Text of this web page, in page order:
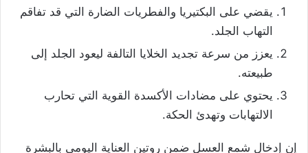
يقضي على البكتيريا والفطريات الضارة التي قد تفاقم
التهاب الجلد.
يعزز من سرعة تجديد الخلايا التالفة ليعود الجلد إلى
طبيعته.
يحتوي على مضادات الأكسدة القوية التي تحارب
الالتهابات وتهدئ الحكة.
إن إدخال شمع العسل ضمن روتين العناية اليومي بالبشرة